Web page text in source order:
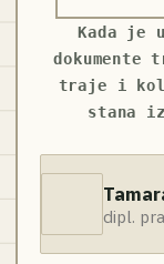
Kada je
traje i
stana
dipl.